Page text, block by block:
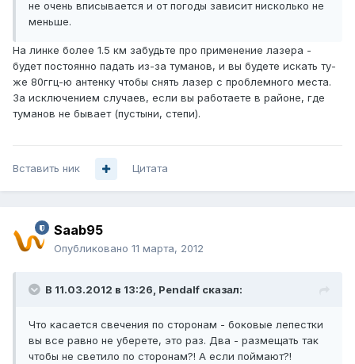
не очень вписывается и от погоды зависит нисколько не
меньше.
На линке более 1.5 км забудьте про применение лазера -
будет постоянно падать из-за туманов, и вы будете искать ту-
же 80ггц-ю антенку чтобы снять лазер с проблемного места.
За исключением случаев, если вы работаете в районе, где
туманов не бывает (пустыни, степи).
Вставить ник Цитата
Saab95
Опубликовано 11 марта, 2012
В 11.03.2012 в 13:26, Pendalf сказал:
Что касается свечения по сторонам - боковые лепестки
вы все равно не уберете, это раз. Два - размещать так
чтобы не светило по сторонам?! А если поймают?!